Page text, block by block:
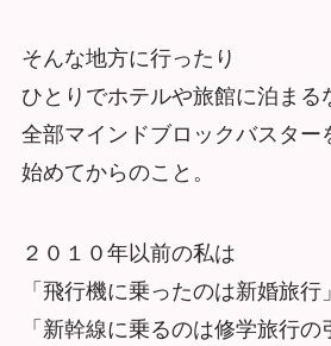
そんな地方に行ったり
ひとりでホテルや旅館に泊まる
全部マインドブロックバスター
始めてからのこと。
２０１０年以前の私は
「飛行機に乗ったのは新婚旅行」
「新幹線に乗るのは修学旅行の